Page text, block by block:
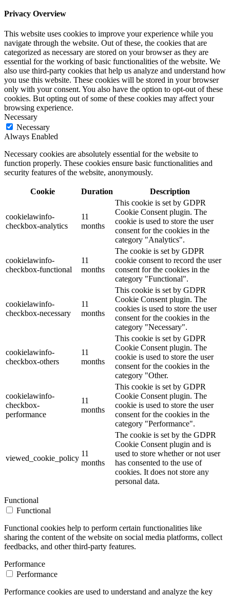
Privacy Overview
This website uses cookies to improve your experience while you
navigate through the website. Out of these, the cookies that are
categorized as necessary are stored on your browser as they are
essential for the working of basic functionalities of the website. We
also use third-party cookies that help us analyze and understand how
you use this website. These cookies will be stored in your browser
only with your consent. You also have the option to opt-out of these
cookies. But opting out of some of these cookies may affect your
browsing experience.
Necessary
Necessary
Always Enabled
Necessary cookies are absolutely essential for the website to
function properly. These cookies ensure basic functionalities and
security features of the website, anonymously.
Cookie Duration Description
cookielawinfo-
checkbox-analytics
11
months
This cookie is set by GDPR
Cookie Consent plugin. The
cookie is used to store the user
consent for the cookies in the
category "Analytics".
cookielawinfo-
checkbox-functional
11
months
The cookie is set by GDPR
cookie consent to record the user
consent for the cookies in the
category "Functional".
cookielawinfo-
checkbox-necessary
11
months
This cookie is set by GDPR
Cookie Consent plugin. The
cookies is used to store the user
consent for the cookies in the
category "Necessary".
cookielawinfo-
checkbox-others
11
months
This cookie is set by GDPR
Cookie Consent plugin. The
cookie is used to store the user
consent for the cookies in the
category "Other.
cookielawinfo-
checkbox-
performance
11
months
This cookie is set by GDPR
Cookie Consent plugin. The
cookie is used to store the user
consent for the cookies in the
category "Performance".
viewed_cookie_policy
11
months
The cookie is set by the GDPR
Cookie Consent plugin and is
used to store whether or not user
has consented to the use of
cookies. It does not store any
personal data.
Functional
Functional
Functional cookies help to perform certain functionalities like
sharing the content of the website on social media platforms, collect
feedbacks, and other third-party features.
Performance
Performance
Performance cookies are used to understand and analyze the key